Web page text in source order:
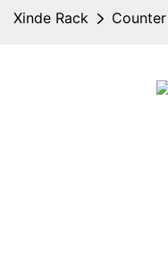
Xinde Rack